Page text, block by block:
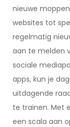
nieuwe
websites tot
regelmatig
aan te melden
sociale
apps, kun je
uitdagende
te trainen. Met
een scala aan